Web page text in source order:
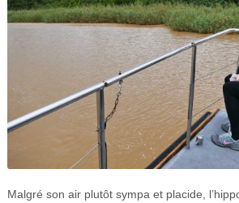
Malgré son air plutôt sympa et placide,